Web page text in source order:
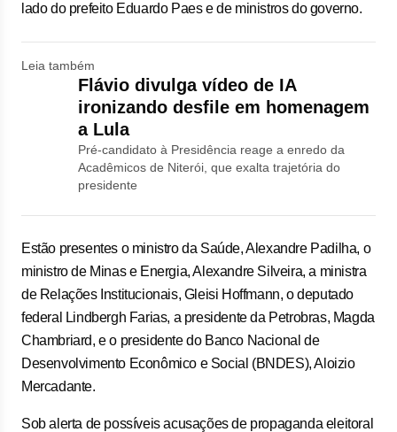
lado do prefeito Eduardo Paes e de ministros do governo.
Leia também
Flávio divulga vídeo de IA
ironizando desfile em homenagem
a Lula
Pré-candidato à Presidência reage a enredo da
Acadêmicos de Niterói, que exalta trajetória do
presidente
Estão presentes o ministro da Saúde, Alexandre Padilha, o
ministro de Minas e Energia, Alexandre Silveira, a ministra
de Relações Institucionais, Gleisi Hoffmann, o deputado
federal Lindbergh Farias, a presidente da Petrobras, Magda
Chambriard, e o presidente do Banco Nacional de
Desenvolvimento Econômico e Social (BNDES), Aloizio
Mercadante.
Sob alerta de possíveis acusações de propaganda eleitoral